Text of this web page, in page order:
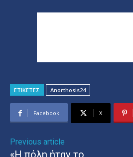
ΕΤΙΚΕΤΕΣ Anorthosis24
Facebook X
Previous article